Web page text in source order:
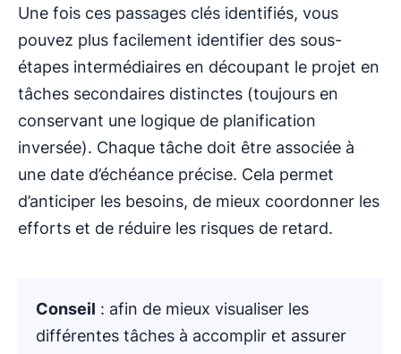
Une fois ces passages clés identifiés, vous
pouvez plus facilement identifier des sous-
étapes intermédiaires en découpant le projet en
tâches secondaires distinctes (toujours en
conservant une logique de planification
inversée). Chaque tâche doit être associée à
une date d’échéance précise. Cela permet
d’anticiper les besoins, de mieux coordonner les
efforts et de réduire les risques de retard.
Conseil : afin de mieux visualiser les
différentes tâches à accomplir et assurer